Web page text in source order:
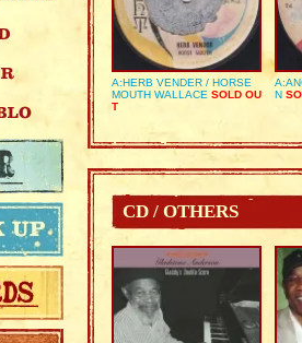
A:HERB VENDER / HORSE
MOUTH WALLACE SOLD OU
T
N
CD / OTHERS